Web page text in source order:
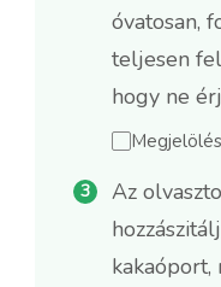
óvatosan,
teljesen
hogy ne
Az
kakaóport,